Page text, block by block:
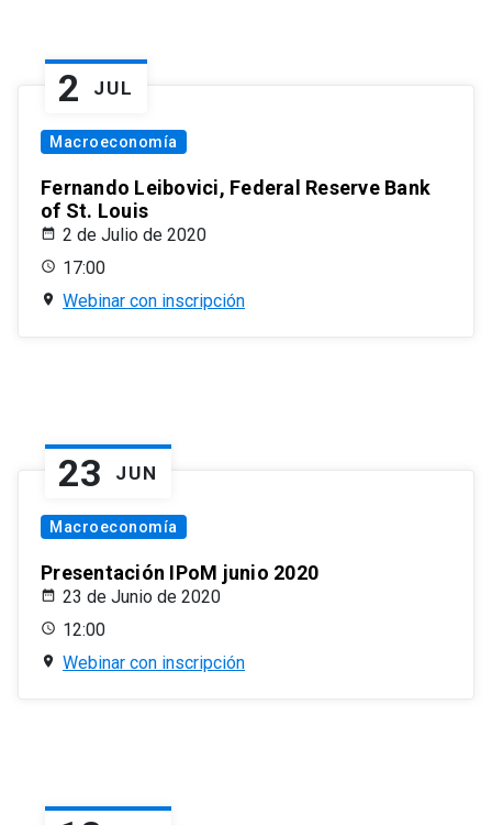
2 JUL
Macroeconomía
Fernando Leibovici, Federal Reserve Bank
of St. Louis
2 de Julio de 2020
17:00
Webinar con inscripción
23 JUN
Macroeconomía
Presentación IPoM junio 2020
23 de Junio de 2020
12:00
Webinar con inscripción